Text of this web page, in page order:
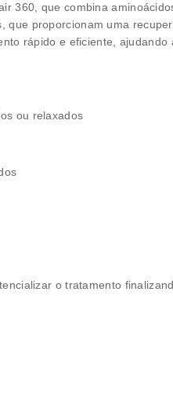
360, que combina
proporcionam uma
rápido e eficiente, ajudando
ou relaxados
o tratamento